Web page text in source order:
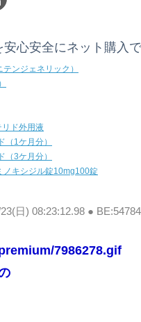
安心安全にネット購入
ンジェネリック）
ド外用液
（1ケ月分）
（3ケ月分）
ノキシジル錠10mg100錠
日) 08:23:12.98 ●
7986278.gif